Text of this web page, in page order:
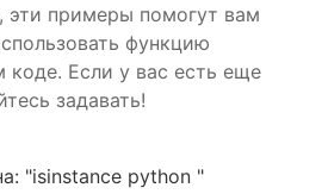
эти примеры помогут вам
функцию
коде. Если у вас есть еще
задавать!
"isinstance python "